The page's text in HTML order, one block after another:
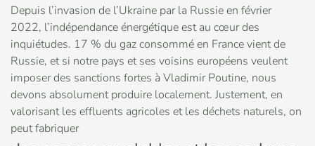
Depuis l’invasion de l’Ukraine par la Russie en février
2022, l’indépendance énergétique est au cœur des
inquiétudes. 17 % du gaz consommé en France vient de
Russie, et si notre pays et ses voisins européens veulent
imposer des sanctions fortes à Vladimir Poutine, nous
devons absolument produire localement. Justement, en
valorisant les effluents agricoles et les déchets naturels, on
peut fabriquer